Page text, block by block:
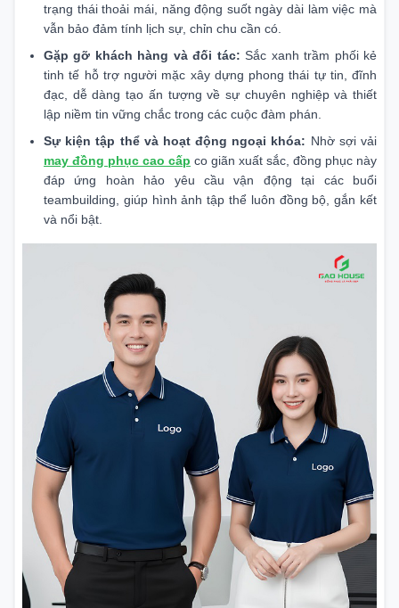
trạng thái thoải mái, năng động suốt ngày dài làm việc mà
vẫn bảo đảm tính lịch sự, chỉn chu cần có.
Gặp gỡ khách hàng và đối tác: Sắc xanh trầm phối kẻ
tinh tế hỗ trợ người mặc xây dựng phong thái tự tin, đĩnh
đạc, dễ dàng tạo ấn tượng về sự chuyên nghiệp và thiết
lập niềm tin vững chắc trong các cuộc đàm phán.
Sự kiện tập thể và hoạt động ngoại khóa: Nhờ sợi vải
may đồng phục cao cấp co giãn xuất sắc, đồng phục này
đáp ứng hoàn hảo yêu cầu vận động tại các buổi
teambuilding, giúp hình ảnh tập thể luôn đồng bộ, gắn kết
và nổi bật.